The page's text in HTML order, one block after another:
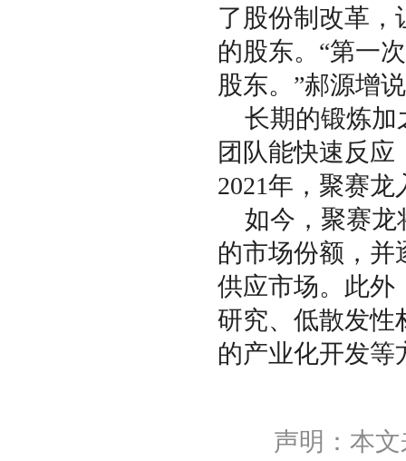
了股份制改革，
的股东。“第一
股东。”郝源增
长期的锻炼加
团队能快速反
2021年，聚赛
如今，聚赛龙
的市场份额，并
供应市场。此外
研究、低散发性
的产业化开发等
声明：本